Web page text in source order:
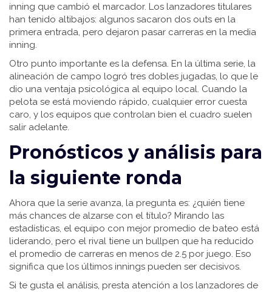
inning que cambió el marcador. Los lanzadores titulares
han tenido altibajos: algunos sacaron dos outs en la
primera entrada, pero dejaron pasar carreras en la media
inning.
Otro punto importante es la defensa. En la última serie, la
alineación de campo logró tres dobles jugadas, lo que le
dio una ventaja psicológica al equipo local. Cuando la
pelota se está moviendo rápido, cualquier error cuesta
caro, y los equipos que controlan bien el cuadro suelen
salir adelante.
Pronósticos y análisis para
la siguiente ronda
Ahora que la serie avanza, la pregunta es: ¿quién tiene
más chances de alzarse con el título? Mirando las
estadísticas, el equipo con mejor promedio de bateo está
liderando, pero el rival tiene un bullpen que ha reducido
el promedio de carreras en menos de 2.5 por juego. Eso
significa que los últimos innings pueden ser decisivos.
Si te gusta el análisis, presta atención a los lanzadores de